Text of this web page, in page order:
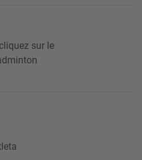
sur le